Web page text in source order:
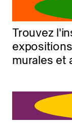
Trouvez
murales et